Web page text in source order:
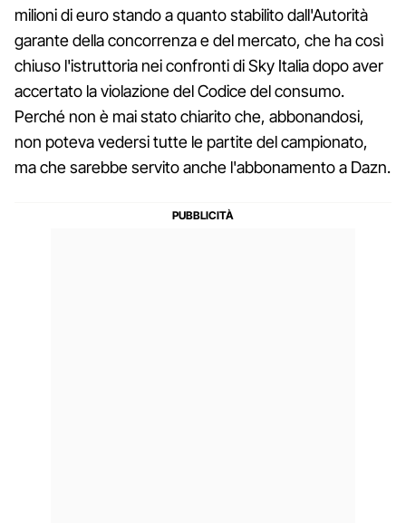
milioni di euro stando a quanto stabilito dall'Autorità
garante della concorrenza e del mercato, che ha così
chiuso l'istruttoria nei confronti di Sky Italia dopo aver
accertato la violazione del Codice del consumo.
Perché non è mai stato chiarito che, abbonandosi,
non poteva vedersi tutte le partite del campionato,
ma che sarebbe servito anche l'abbonamento a Dazn.